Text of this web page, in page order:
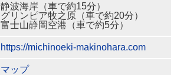
静波海岸（車で約15分）
グリンピア牧之原（車で約20分）
富士山静岡空港（車で約5分）
https://michinoeki-makinohara.com
マップ